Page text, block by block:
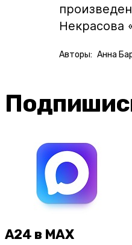
Некрасова
Авторы: Анна
А24 в MAX